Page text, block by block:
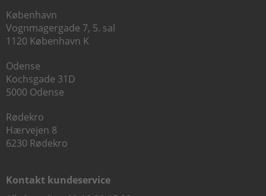
København
Vognmagergade 7, 5. sal
1120 København K
Odense
Kochsgade 31D
5000 Odense
Rødekro
Hærvejen 8
6230 Rødekro
Kontakt kundeservice